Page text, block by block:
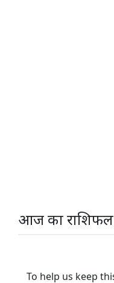
आज का राशिफल